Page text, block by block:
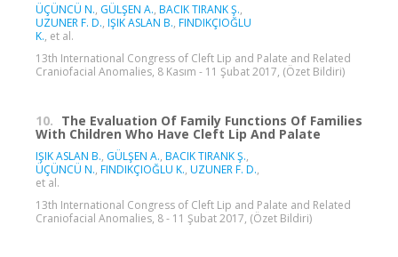
ÜÇÜNCÜ N., GÜLŞEN A., BACIK TIRANK Ş.,
UZUNER F. D., IŞIK ASLAN B., FINDIKÇIOĞLU
K., et al.
13th International Congress of Cleft Lip and Palate and Related
Craniofacial Anomalies, 8 Kasım - 11 Şubat 2017, (Özet Bildiri)
10. The Evaluation Of Family Functions Of Families
With Children Who Have Cleft Lip And Palate
IŞIK ASLAN B., GÜLŞEN A., BACIK TIRANK Ş.,
ÜÇÜNCÜ N., FINDIKÇIOĞLU K., UZUNER F. D.,
et al.
13th International Congress of Cleft Lip and Palate and Related
Craniofacial Anomalies, 8 - 11 Şubat 2017, (Özet Bildiri)